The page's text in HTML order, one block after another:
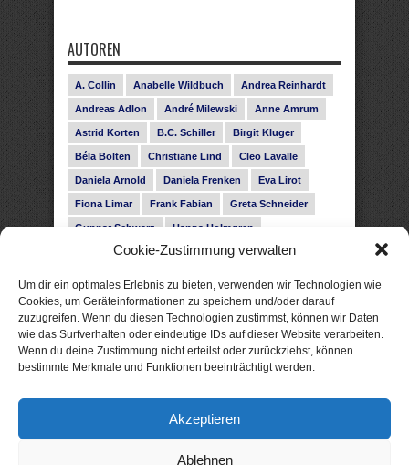
Cookie-Zustimmung verwalten
Um dir ein optimales Erlebnis zu bieten, verwenden wir Technologien wie
Cookies, um Geräteinformationen zu speichern und/oder darauf
zuzugreifen. Wenn du diesen Technologien zustimmst, können wir Daten
wie das Surfverhalten oder eindeutige IDs auf dieser Website verarbeiten.
Wenn du deine Zustimmung nicht erteilst oder zurückziehst, können
bestimmte Merkmale und Funktionen beeinträchtigt werden.
Akzeptieren
Ablehnen
AUTOREN
A. Collin Anabelle Wildbuch Andrea Reinhardt
Andreas Adlon André Milewski Anne Amrum
Astrid Korten B.C. Schiller Birgit Kluger
Béla Bolten Christiane Lind Cleo Lavalle
Daniela Arnold Daniela Frenken Eva Lirot
Fiona Limar Frank Fabian Greta Schneider
Gunnar Schwarz Hanna Holmgren
Heike Fröhling Ina Glahe Ivo Pala J. Vellguth
Leonie Haubrich Lilly Labord Livia Pipes
Malin Blunk Marcus Hünnebeck Martin Krist
Melisa Schwermer Nele Bruun Nika Lubitsch
Noah Fitz Nora Amelie René Junge
Subina Giuletti